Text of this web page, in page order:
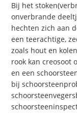
Bij het
onverbrande
hechten zich aan
een teerachtige,
zoals hout en
rook kan creosoot
en een
bij